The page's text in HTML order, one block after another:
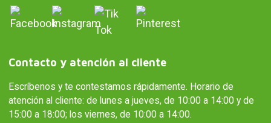
Contacto y atención al cliente
Escríbenos y te contestamos rápidamente. Horario de
atención al cliente: de lunes a jueves, de 10:00 a 14:00 y de
15:00 a 18:00; los viernes, de 10:00 a 14:00.